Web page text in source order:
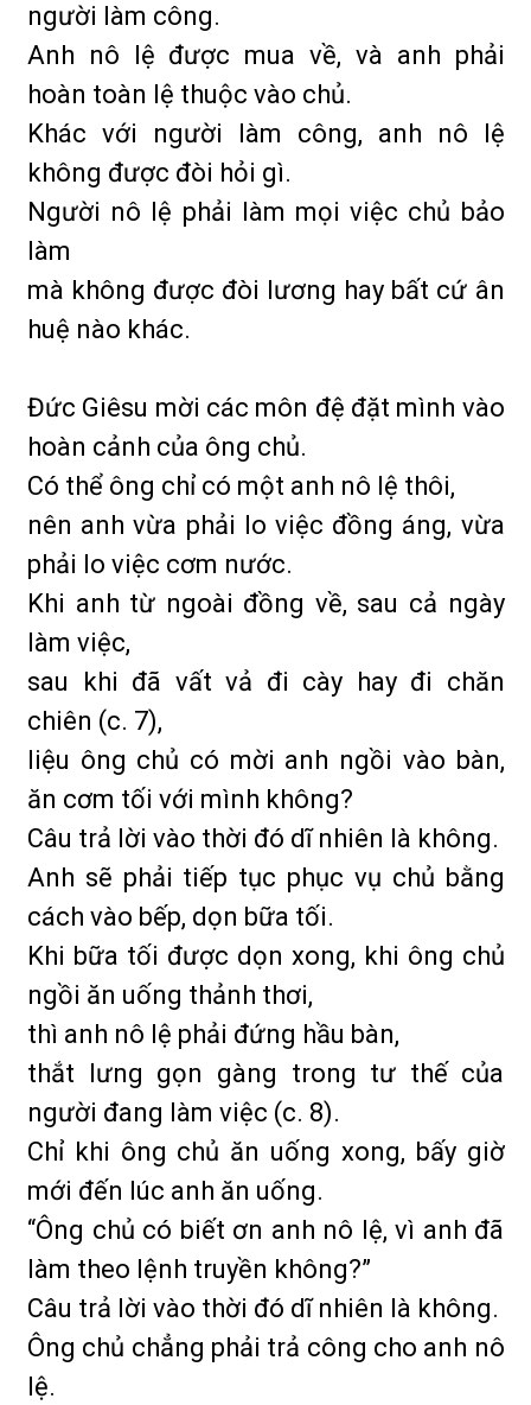
người làm công.
Anh nô lệ được mua về, và anh phải
hoàn toàn lệ thuộc vào chủ.
Khác với người làm công, anh nô lệ
không được đòi hỏi gì.
Người nô lệ phải làm mọi việc chủ bảo
làm
mà không được đòi lương hay bất cứ ân
huệ nào khác.
Đức Giêsu mời các môn đệ đặt mình vào
hoàn cảnh của ông chủ.
Có thể ông chỉ có một anh nô lệ thôi,
nên anh vừa phải lo việc đồng áng, vừa
phải lo việc cơm nước.
Khi anh từ ngoài đồng về, sau cả ngày
làm việc,
sau khi đã vất vả đi cày hay đi chăn
chiên (c. 7),
liệu ông chủ có mời anh ngồi vào bàn,
ăn cơm tối với mình không?
Câu trả lời vào thời đó dĩ nhiên là không.
Anh sẽ phải tiếp tục phục vụ chủ bằng
cách vào bếp, dọn bữa tối.
Khi bữa tối được dọn xong, khi ông chủ
ngồi ăn uống thảnh thơi,
thì anh nô lệ phải đứng hầu bàn,
thắt lưng gọn gàng trong tư thế của
người đang làm việc (c. 8).
Chỉ khi ông chủ ăn uống xong, bấy giờ
mới đến lúc anh ăn uống.
“Ông chủ có biết ơn anh nô lệ, vì anh đã
làm theo lệnh truyền không?”
Câu trả lời vào thời đó dĩ nhiên là không.
Ông chủ chẳng phải trả công cho anh nô
lệ.